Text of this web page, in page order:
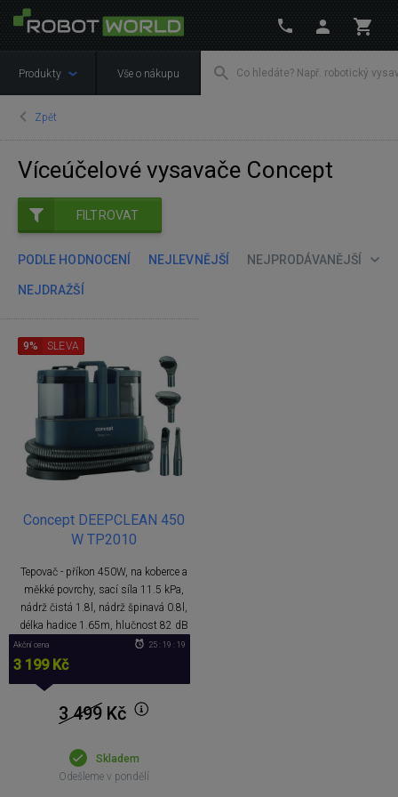
Produkty Vše o nákupu
Zpět
Víceúčelové vysavače Concept
FILTROVAT
PODLE HODNOCENÍ NEJLEVNĚJŠÍ NEJPRODÁVANĚJŠÍ
NEJDRAŽŠÍ
Concept DEEPCLEAN 450
W TP2010
Tepovač - příkon 450W, na koberce a
měkké povrchy, sací síla 11.5 kPa,
nádrž čistá 1.8l, nádrž špinavá 0.8l,
délka hadice 1.65m, hlučnost 82 dB
9% SLEVA
Akční cena
3 199 Kč
25 : 19 : 19
3 499 Kč
Skladem
Odešleme v pondělí